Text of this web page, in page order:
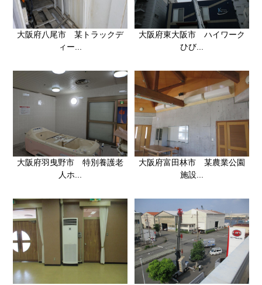
大阪府八尾市 某トラックデ
ィー...
大阪府東大阪市 ハイワーク
ひび...
大阪府羽曳野市 特別養護老
人ホ...
大阪府富田林市 某農業公園
施設...